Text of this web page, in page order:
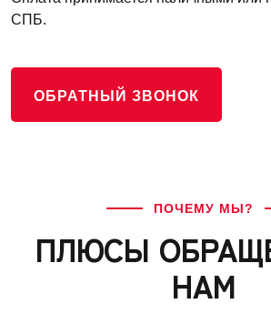
СПБ.
ОБРАТНЫЙ ЗВОНОК
ПОЧЕМУ МЫ?
ПЛЮСЫ
НАМ